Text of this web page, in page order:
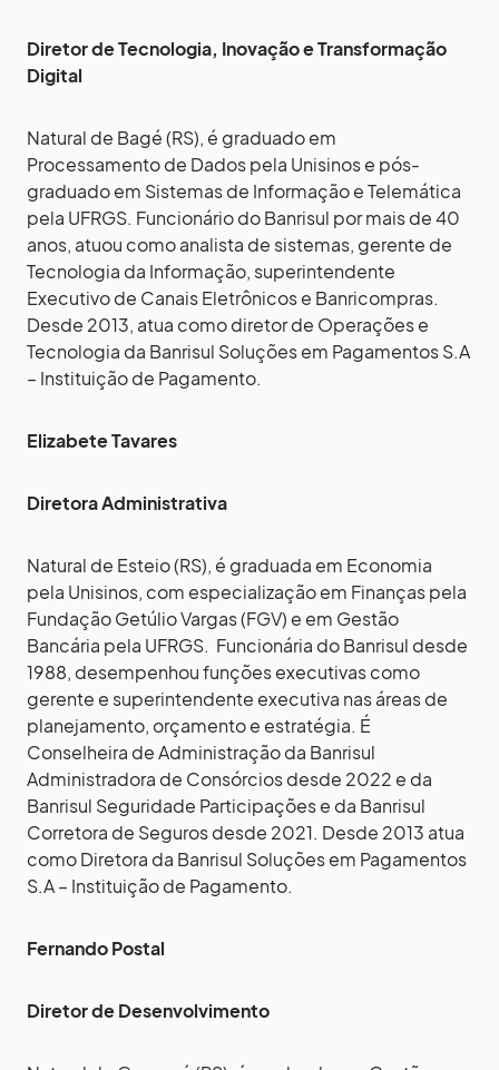
Diretor de Tecnologia, Inovação e Transformação
Digital
Natural de Bagé (RS), é graduado em
Processamento de Dados pela Unisinos e pós-
graduado em Sistemas de Informação e Telemática
pela UFRGS. Funcionário do Banrisul por mais de 40
anos, atuou como analista de sistemas, gerente de
Tecnologia da Informação, superintendente
Executivo de Canais Eletrônicos e Banricompras.
Desde 2013, atua como diretor de Operações e
Tecnologia da Banrisul Soluções em Pagamentos S.A
– Instituição de Pagamento.
Elizabete Tavares
Diretora Administrativa
Natural de Esteio (RS), é graduada em Economia
pela Unisinos, com especialização em Finanças pela
Fundação Getúlio Vargas (FGV) e em Gestão
Bancária pela UFRGS. Funcionária do Banrisul desde
1988, desempenhou funções executivas como
gerente e superintendente executiva nas áreas de
planejamento, orçamento e estratégia. É
Conselheira de Administração da Banrisul
Administradora de Consórcios desde 2022 e da
Banrisul Seguridade Participações e da Banrisul
Corretora de Seguros desde 2021. Desde 2013 atua
como Diretora da Banrisul Soluções em Pagamentos
S.A – Instituição de Pagamento.
Fernando Postal
Diretor de Desenvolvimento